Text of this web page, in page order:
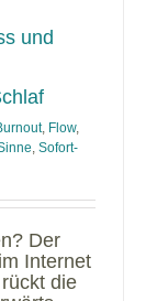
und
, Flow,
, Sofort-
Der
Internet
die